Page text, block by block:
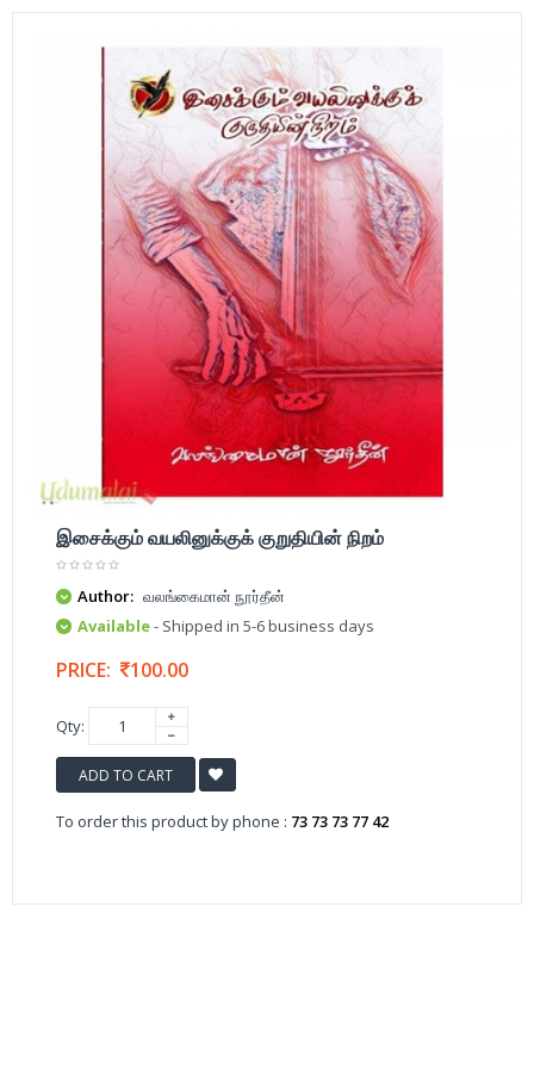
இசைக்கும் வயலினுக்குக் குறுதியின் நிறம்
Author: வலங்கைமான் நூர்தீன்
Available- Shipped in 5-6 business days
PRICE: 100.00
Qty:
ADD TO CART
To order this product by phone : 73 73 73 77 42